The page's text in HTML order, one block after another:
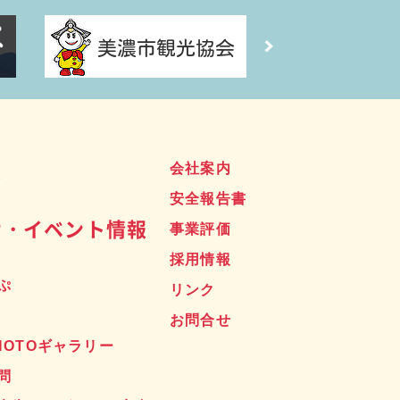
イベント情報
ギャラリー
会社案内
安全報告書
事業評価
採用情報
リンク
お問合せ